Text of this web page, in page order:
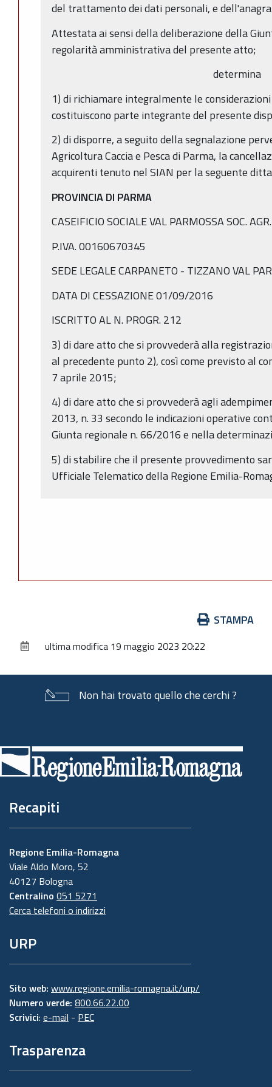
del trattamento dei dati personali, e
Attestata ai sensi della deliberazione della
regolarità amministrativa del presente atto;
determina
1) di richiamare integralmente le
costituiscono parte integrante del presente
2) di disporre, a seguito della segnalazione
Agricoltura Caccia e Pesca di Parma, la
acquirenti tenuto nel SIAN per la seguente
PROVINCIA DI PARMA
CASEIFICIO SOCIALE VAL PARMOSSA SOC.
P.IVA. 00160670345
SEDE LEGALE CARPANETO - TIZZANO VAL
DATA DI CESSAZIONE 01/09/2016
ISCRITTO AL N. PROGR. 212
3) di dare atto che si provvederà alla
al precedente punto 2), così come previsto al
7 aprile 2015;
4) di dare atto che si provvederà agli
2013, n. 33 secondo le indicazioni operative
Giunta regionale n. 66/2016 e nella
5) di stabilire che il presente provvedimento
Ufficiale Telematico della Regione Emilia-
documento
STAMPA
ultima modifica 19 maggio 2023 20:22
Non hai trovato quello che cerchi ?
di
pagina
Recapiti
Regione Emilia-Romagna
Viale Aldo Moro, 52
40127 Bologna
Centralino 051 5271
Cerca telefoni o indirizzi
URP
Sito web: www.regione.emilia-romagna.it/urp/
Numero verde: 800.66.22.00
Scrivici: e-mail - PEC
Trasparenza